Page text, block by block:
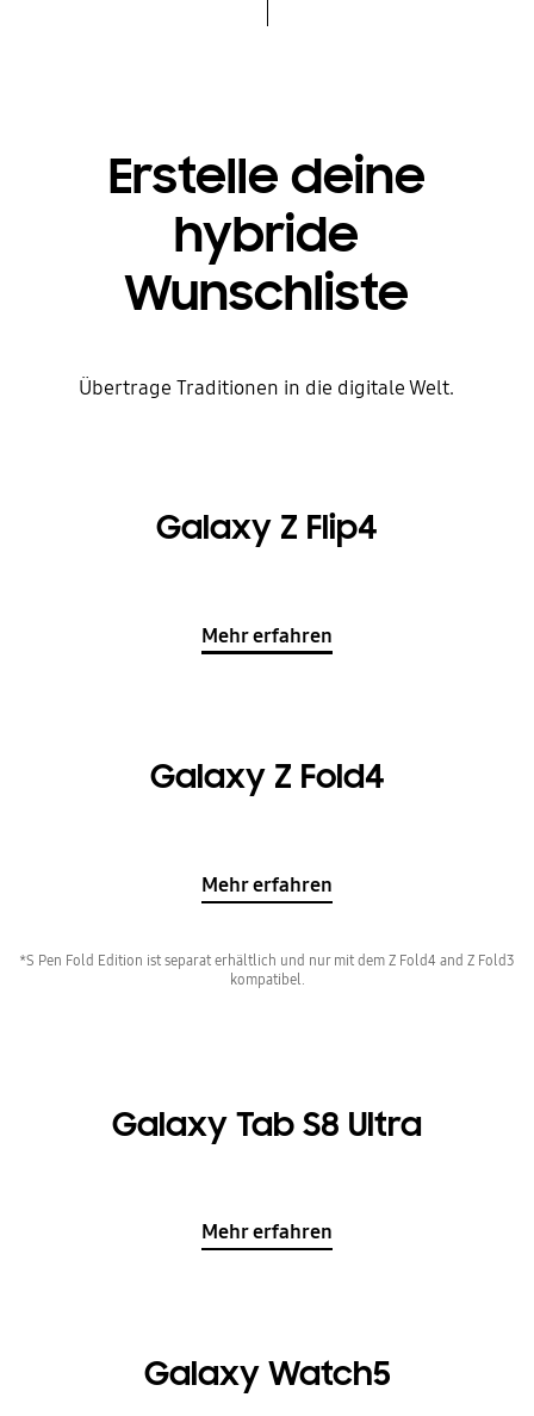
Erstelle deine
hybride
Wunschliste
Übertrage Traditionen in die digitale Welt.
Galaxy Z Flip4
Mehr erfahren
Galaxy Z Fold4
Mehr erfahren
*S Pen Fold Edition ist separat erhältlich und nur mit dem Z Fold4 and Z Fold3
kompatibel.
Galaxy Tab S8 Ultra
Mehr erfahren
Galaxy Watch5